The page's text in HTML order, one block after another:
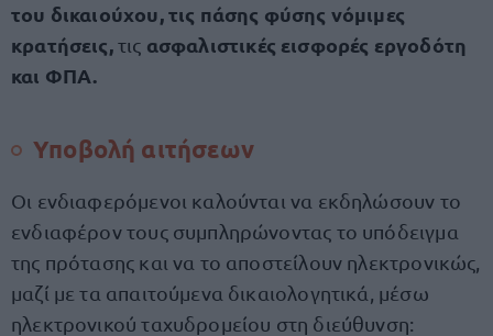
του δικαιούχου, τις πάσης φύσης νόμιμες
κρατήσεις,τις ασφαλιστικές εισφορές εργοδότη
και ΦΠΑ.
Υποβολή αιτήσεων
Οι ενδιαφερόμενοι καλούνται να εκδηλώσουν το
ενδιαφέρον τους συμπληρώνοντας το υπόδειγμα
της πρότασης και να το αποστείλουν ηλεκτρονικώς,
μαζί με τα απαιτούμενα δικαιολογητικά, μέσω
ηλεκτρονικού ταχυδρομείου στη διεύθυνση: